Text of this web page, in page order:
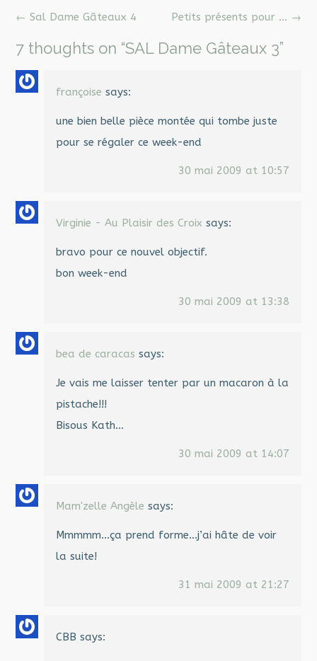
Post
Petits présents pour … →
← Sal Dame Gâteaux 4
7 thoughts on “SAL Dame Gâteaux 3”
françoise says:
une bien belle pièce montée qui tombe juste
pour se régaler ce week-end
30 mai 2009 at 10:57
Virginie - Au Plaisir des Croix says:
bravo pour ce nouvel objectif.
bon week-end
30 mai 2009 at 13:38
bea de caracas says:
Je vais me laisser tenter par un macaron à la
pistache!!!
Bisous Kath…
30 mai 2009 at 14:07
Mam'zelle Angèle says:
Mmmmm…ça prend forme…j’ai hâte de voir
la suite!
31 mai 2009 at 21:27
CBB says: